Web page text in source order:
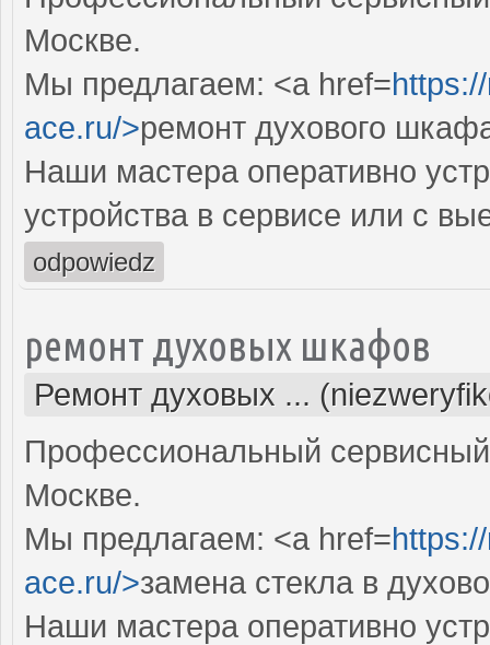
Москве.
Мы предлагаем: <a href=
ace.ru/>ремонт духового
Наши мастера оперативно
устройства в сервисе или с
odpowiedz
ремонт духовых шкафов
Ремонт духовых ...
Профессиональный
Москве.
Мы предлагаем: <a href=
ace.ru/>замена стекла в
Наши мастера оперативно